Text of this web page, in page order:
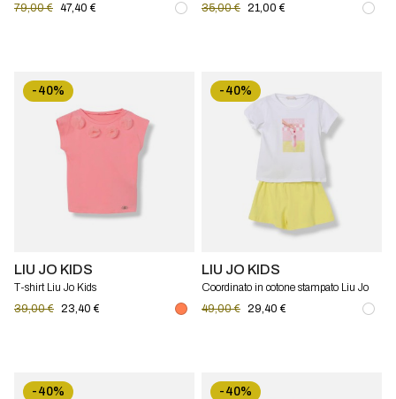
79,00 € 47,40 €
35,00 € 21,00 €
-40%
LIU JO KIDS
T-shirt Liu Jo Kids
39,00 € 23,40 €
-40%
LIU JO KIDS
Coordinato in cotone stampato Liu Jo
Kids
49,00 € 29,40 €
-40% -40%